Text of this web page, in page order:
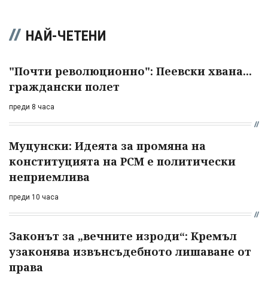
НАЙ-ЧЕТЕНИ
"Почти революционно": Пеевски хвана...
граждански полет
преди 8 часа
Муцунски: Идеята за промяна на
конституцията на РСМ е политически
неприемлива
преди 10 часа
Законът за „вечните изроди“: Кремъл
узаконява извънсъдебното лишаване от
права